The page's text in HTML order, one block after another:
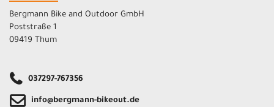
Bergmann Bike and Outdoor GmbH
Poststraße 1
09419 Thum
037297-767356
info@bergmann-bikeout.de